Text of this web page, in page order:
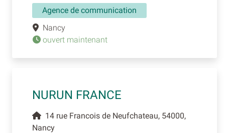
Agence de communication
Nancy
ouvert maintenant
NURUN FRANCE
14 rue Francois de Neufchateau, 54000,
Nancy